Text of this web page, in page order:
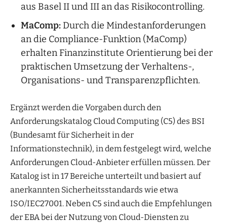
aus Basel II und III an das Risikocontrolling.
MaComp: Durch die Mindestanforderungen
an die Compliance-Funktion (MaComp)
erhalten Finanzinstitute Orientierung bei der
praktischen Umsetzung der Verhaltens-,
Organisations- und Transparenzpflichten.
Ergänzt werden die Vorgaben durch den
Anforderungskatalog Cloud Computing (C5) des BSI
(Bundesamt für Sicherheit in der
Informationstechnik), in dem festgelegt wird, welche
Anforderungen Cloud-Anbieter erfüllen müssen. Der
Katalog ist in 17 Bereiche unterteilt und basiert auf
anerkannten Sicherheitsstandards wie etwa
ISO/IEC27001. Neben C5 sind auch die Empfehlungen
der EBA bei der Nutzung von Cloud-Diensten zu